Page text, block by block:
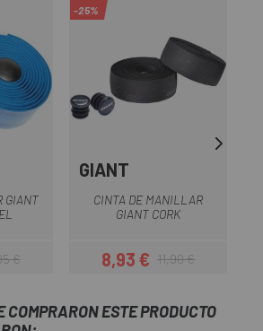
GIANT
regular
€
-25%
GIANT
CINTA DE MANILLAR
GIANT CORK
Precio
8,93 €Precio regular
11,90 €
COMPRARON ESTE PRODUCTO